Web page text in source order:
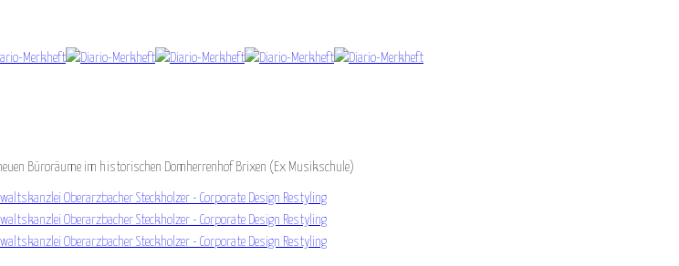
Büroräume im historischen Domherrenhof Brixen (Ex Musikschule)